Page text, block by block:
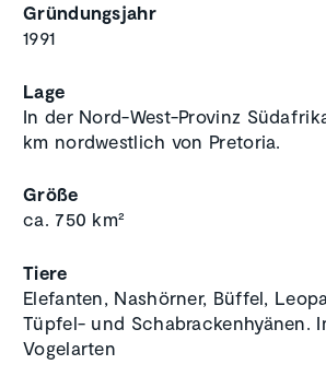
Gründungsjahr
1991
Lage
In der Nord-West-Provinz
km nordwestlich von Pretoria.
Größe
ca. 750 km²
Tiere
Elefanten, Nashörner, Büffel,
Tüpfel- und Schabrackenhyänen.
Vogelarten